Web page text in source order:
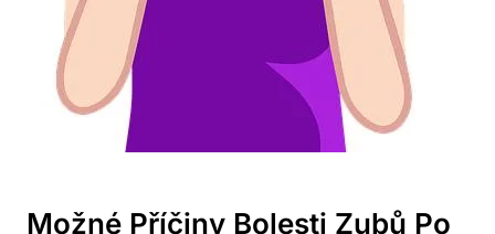
Možné ⁣příčiny Bolesti Zubů​ Po